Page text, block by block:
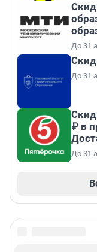
До 31
До 31
₽ в
До 31